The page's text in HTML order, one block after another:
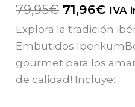
79,95€ El
precio
original
era:
79,95€.
71,96€El
es:
IVA
Explora la tradición
Embutidos
gourmet para los
de calidad! Incluye: